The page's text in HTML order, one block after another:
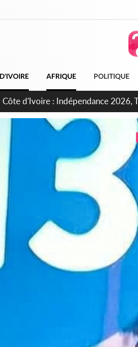
AFRIQUE POLITIQUE
Côte d'Ivoire : Concours INFAS